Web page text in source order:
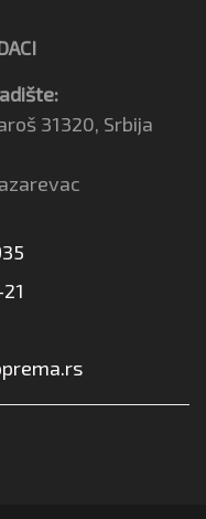
31320, Srbija